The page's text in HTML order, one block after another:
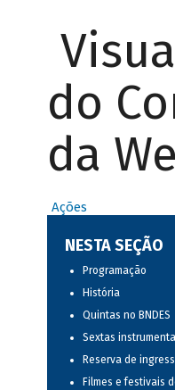
do
da
Ações
NESTA SEÇÃO
Programação
História
Quintas no BNDES
Sextas
Reserva de
Filmes e festivais